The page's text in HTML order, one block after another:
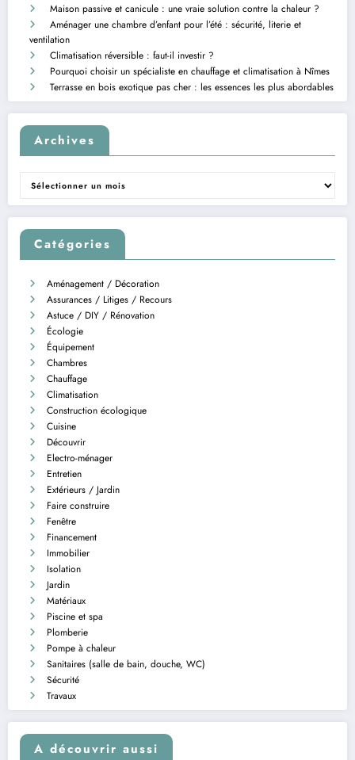
Maison passive et canicule : une vraie solution contre la chaleur ?
Aménager une chambre d’enfant pour l’été : sécurité, literie et
ventilation
Climatisation réversible : faut-il investir ?
Pourquoi choisir un spécialiste en chauffage et climatisation à Nîmes
Terrasse en bois exotique pas cher : les essences les plus abordables
Archives
Archives
Catégories
Aménagement / Décoration
Assurances / Litiges / Recours
Astuce / DIY / Rénovation
Écologie
Équipement
Chambres
Chauffage
Climatisation
Construction écologique
Cuisine
Découvrir
Electro-ménager
Entretien
Extérieurs / Jardin
Faire construire
Fenêtre
Financement
Immobilier
Isolation
Jardin
Matériaux
Piscine et spa
Plomberie
Pompe à chaleur
Sanitaires (salle de bain, douche, WC)
Sécurité
Travaux
A découvrir aussi